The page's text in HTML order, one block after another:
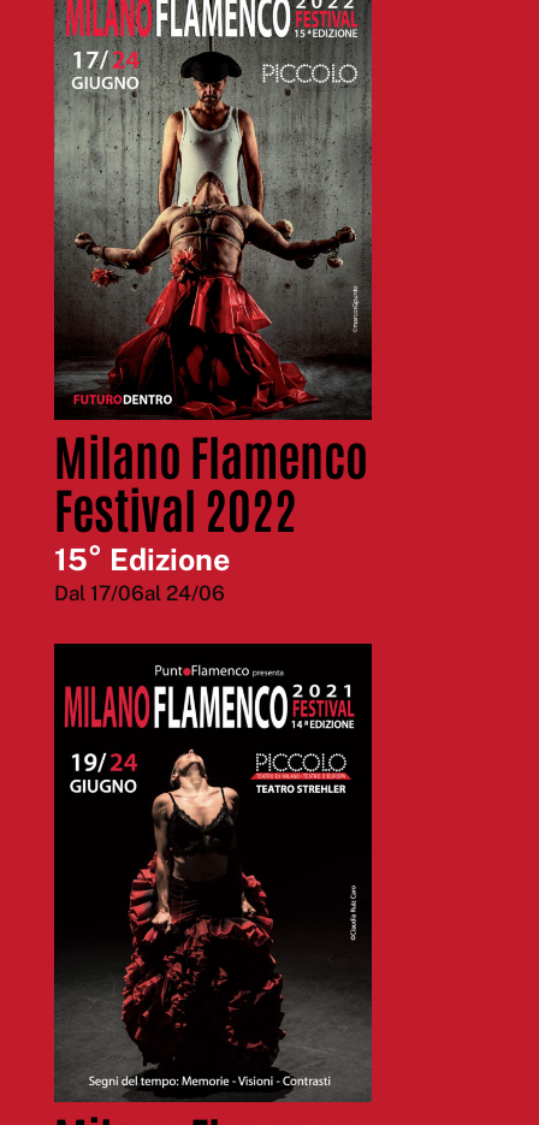
Milano Flamenco
Festival 2022
15° Edizione
Dal 17/06al 24/06